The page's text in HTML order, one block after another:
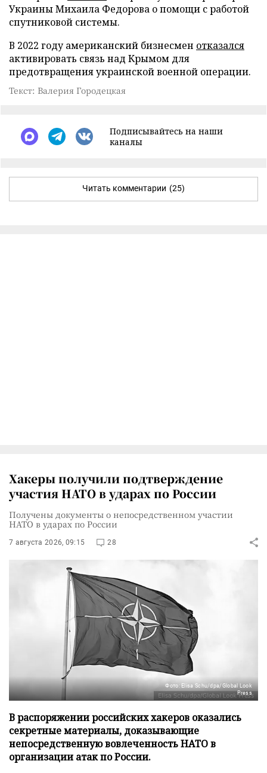
Украины Михаила Федорова о помощи с работой
спутниковой системы.
В 2022 году американский бизнесмен отказался
активировать связь над Крымом для
предотвращения украинской военной операции.
Текст: Валерия Городецкая
Подписывайтесь на наши
каналы
Читать комментарии (25)
Хакеры получили подтверждение
участия НАТО в ударах по России
Получены документы о непосредственном участии
НАТО в ударах по России
7 августа 2026, 09:15 28
Фото: Elisa Schu/dpa/Global Look
Press
В распоряжении российских хакеров оказались
секретные материалы, доказывающие
непосредственную вовлеченность НАТО в
организации атак по России.